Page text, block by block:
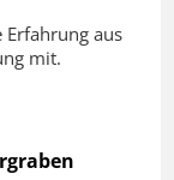
aus
mit.